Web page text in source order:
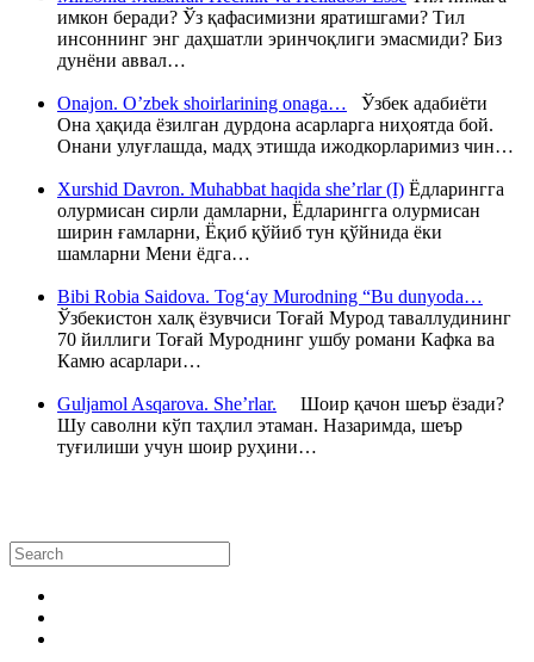
имкон беради? Ўз қафасимизни яратишгами? Тил
инсоннинг энг даҳшатли эринчоқлиги эмасмиди? Биз
дунёни аввал…
Onajon. O’zbek shoirlarining onaga… Ўзбек адабиёти
Она ҳақида ёзилган дурдона асарларга ниҳоятда бой.
Онани улуғлашда, мадҳ этишда ижодкорларимиз чин…
Xurshid Davron. Muhabbat haqida she’rlar (I) Ёдларингга
олурмисан сирли дамларни, Ёдларингга олурмисан
ширин ғамларни, Ёқиб қўйиб тун қўйнида ёки
шамларни Мени ёдга…
Bibi Robia Saidova. Tog‘ay Murodning “Bu dunyoda…
Ўзбекистон халқ ёзувчиси Тоғай Мурод таваллудининг
70 йиллиги Тоғай Муроднинг ушбу романи Кафка ва
Камю асарлари…
Guljamol Asqarova. She’rlar. Шоир қачон шеър ёзади?
Шу саволни кўп таҳлил этаман. Назаримда, шеър
туғилиши учун шоир руҳини…